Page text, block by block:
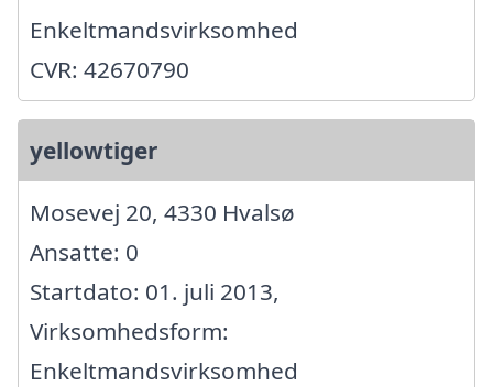
Enkeltmandsvirksomhed
CVR: 42670790
yellowtiger
Mosevej 20, 4330 Hvalsø
Ansatte: 0
Startdato: 01. juli 2013,
Virksomhedsform:
Enkeltmandsvirksomhed